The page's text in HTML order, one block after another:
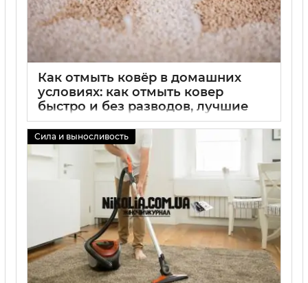
Как отмыть ковёр в домашних
условиях: как отмыть ковер
быстро и без разводов, лучшие
способы удаления пятен
02 09 2025 0
Сила и выносливость